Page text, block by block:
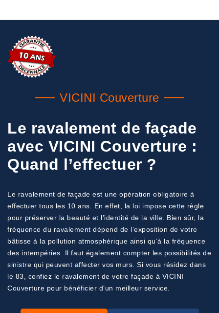
VICINI Couverture
Le ravalement de façade
avec VICINI Couverture :
Quand l’effectuer ?
Le ravalement de façade est une opération obligatoire à
effectuer tous les 10 ans. En effet, la loi impose cette règle
pour préserver la beauté et l’identité de la ville. Bien sûr, la
fréquence du ravalement dépend de l’exposition de votre
bâtisse à la pollution atmosphérique ainsi qu’à la fréquence
des intempéries. Il faut également compter les possibilités de
sinistre qui peuvent affecter vos murs. Si vous résidez dans
le 83, confiez le ravalement de votre façade à VICINI
Couverture pour bénéficier d’un meilleur service.